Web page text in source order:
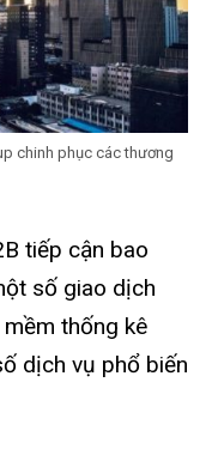
chinh phục các thương
tiếp cận bao
số giao dịch
thống kê
dịch vụ phổ biến